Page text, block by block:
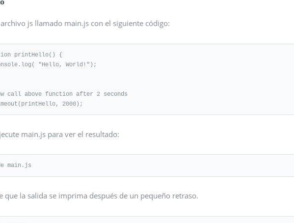
js llamado main.js con el siguiente código:
printHello() {
call above function after 2 seconds
2000);
main.js para ver el resultado:
main.js
que la salida se imprima después de un pequeño retraso.